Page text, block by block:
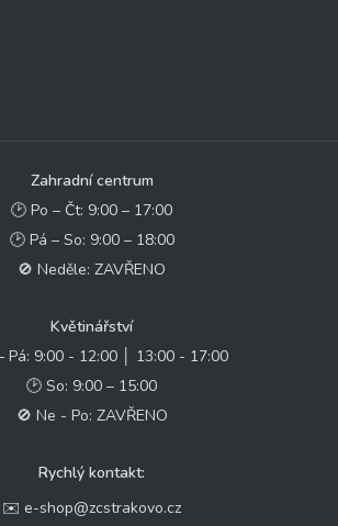
Zahradní centrum
🕑 Po – Čt: 9:00 – 17:00
🕑 Pá – So: 9:00 – 18:00
🚫 Neděle: ZAVŘENO
Květinářství
Pá: 9:00 - 12:00 │ 13:00 - 17:00
🕑 So: 9:00 – 15:00
🚫 Ne - Po: ZAVŘENO
Rychlý kontakt:
✉️ e-shop@zcstrakovo.cz